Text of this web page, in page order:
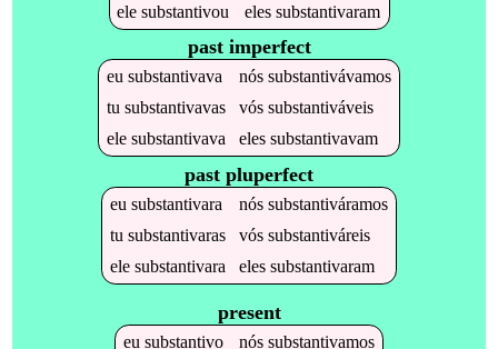
elesubstantivou elessubstantivaram
past imperfect
eu substantivava nós substantivávamos
tu substantivavas vós substantiváveis
ele substantivava eles substantivavam
past pluperfect
eu substantivara nós substantiváramos
tu substantivaras vós substantiváreis
ele substantivara eles substantivaram
present
eu substantivo nós substantivamos